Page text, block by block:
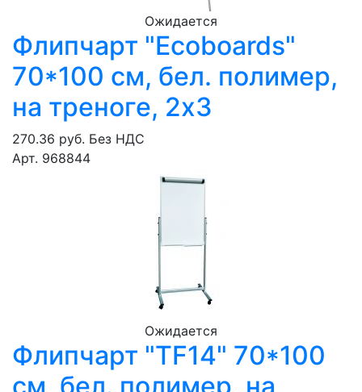
Ожидается
Флипчарт "Ecoboards"
70*100 см, бел. полимер,
на треноге, 2х3
270.36 руб. Без НДС
Арт. 968844
Ожидается
Флипчарт "TF14" 70*100